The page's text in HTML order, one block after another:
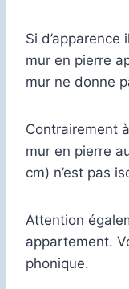
Si d’apparence
mur en pierre
mur ne donne
Contrairement
mur en pierre
cm) n’est pas
Attention
appartement.
phonique.